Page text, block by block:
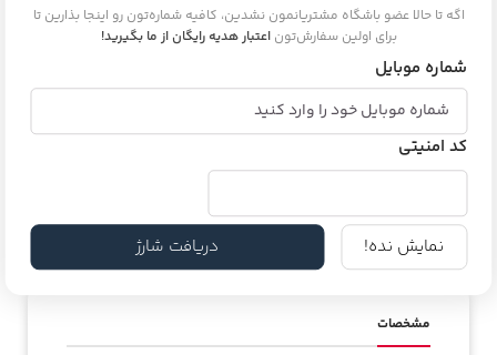
اگر موهای شما بر اثر رنگ، دکلره یا حرارت آسیب دیده و دنبال
یک شامپو هستید که هم تمیز کند و هم مو را
تر و براق ترنشان دهد،
Careانتخابی حرفه ای و ارزشمند است. این شامپو کمک می
کند مو بعد از شستشو کمتر وز شود، بهتر شانه بخورد و
شود از آینه نتیجه بگیرید و روتین مراقبت از مو را با انگیزه
ادامه دهید.
مشخصات
اگه تا حالا عضو باشگاه مشتریانمون نشدین، کافیه شماره‌تون رو اینجا بذارین تا
برای اولین سفارش‌توناعتبار هدیه رایگان از ما بگیرید!
شماره موبایل
کد امنیتی
نمایش نده! دریافت شارژ